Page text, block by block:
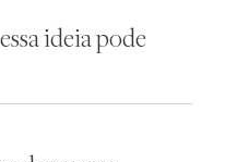
ideia pode